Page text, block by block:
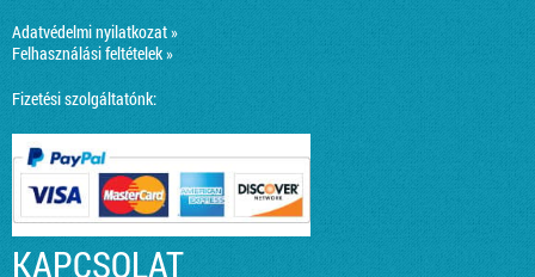
Adatvédelmi nyilatkozat »
Felhasználási feltételek »
Fizetési szolgáltatónk:
KAPCSOLAT